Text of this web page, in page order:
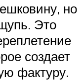
но
Это
создает
фактуру.